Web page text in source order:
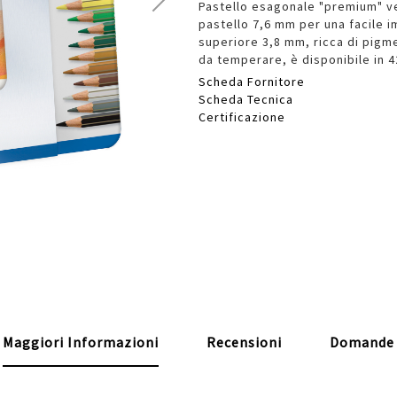
Pastello esagonale "premium"
pastello 7,6 mm per una facile
superiore 3,8 mm, ricca di
da temperare, è disponibile in
Scheda Fornitore
Scheda Tecnica
Certificazione
Maggiori Informazioni Recensioni Domande